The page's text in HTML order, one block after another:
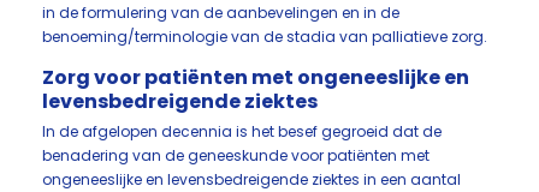
in de formulering van de aanbevelingen en in de
benoeming/terminologie van de stadia van palliatieve zorg.
Zorg voor patiënten met ongeneeslijke en
levensbedreigende ziektes
In de afgelopen decennia is het besef gegroeid dat de
benadering van de geneeskunde voor patiënten met
ongeneeslijke en levensbedreigende ziektes in een aantal